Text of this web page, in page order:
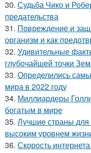
30. Судьба Чико и
предательства
31. Повреждение и
организм и как
32. Удивительные
глубочайшей точки
33. Определились
мира в 2022 году
34. Миллиардеры
богатым в мире
35. Лучшие страны для
высоким уровнем
36. Скорость